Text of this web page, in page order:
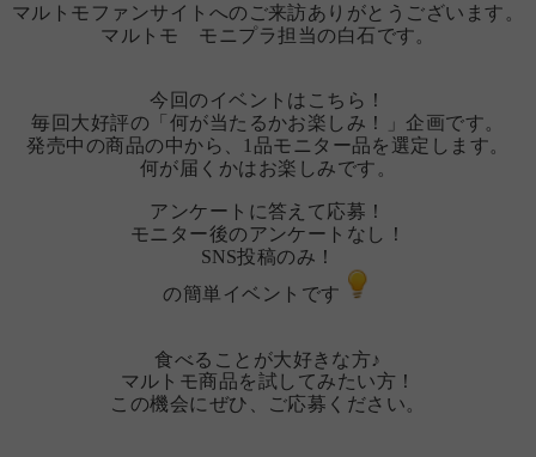
マルトモファンサイトへのご来訪ありがとうございます。
マルトモ モニプラ担当の白石です。
今回のイベントはこちら！
毎回大好評の「何が当たるかお楽しみ！」企画です。
発売中の商品の中から、1品モニター品を選定します。
何が届くかはお楽しみです。
アンケートに答えて応募！
モニター後のアンケートなし！
SNS投稿のみ！
の簡単イベントです
食べることが大好きな方♪
マルトモ商品を試してみたい方！
この機会にぜひ、ご応募ください。